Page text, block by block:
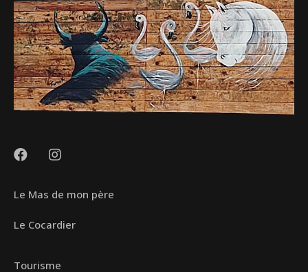
Le Mas de mon père
Le Cocardier
Tourisme